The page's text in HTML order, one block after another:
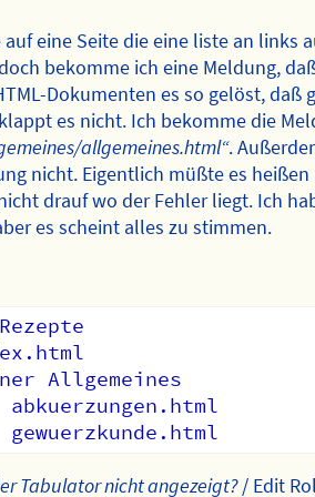
auf eine Seite die eine liste an links
bekomme ich eine Meldung,
Dokumenten es so gelöst,
es nicht. Ich bekomme die
allgemeines.html“.
nicht. Eigentlich müßte es
drauf wo der Fehler liegt. Ich
es scheint alles zu stimmen.
Tabulator nicht angezeigt?/ Edit